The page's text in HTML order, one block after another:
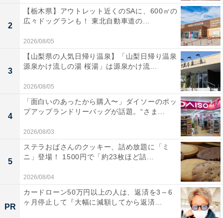
2
【栃木県】アウトレット近くのSAに、600㎡の
広々ドッグランも！ 東北自動車道の...
2026/08/05
3
【山梨県の人気日帰り温泉】「山梨日帰り温泉
源泉かけ流しの湯 桜湯」は源泉かけ流...
2026/08/05
4
「面白いのあったから購入〜」ダイソーのポッ
プアップランドリーバッグが話題。“さま...
2026/08/03
5
ステラおばさんのクッキー、詰め放題に「ミ
ニ」登場！ 1500円で「約23枚ほど詰...
2026/08/04
PR
カードローン50万円以上の人は、返済を3～6
ヶ月停止して『大幅に減額してから返済...